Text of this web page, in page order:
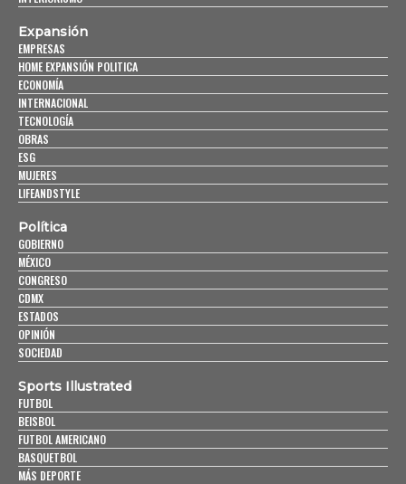
Expansión
EMPRESAS
HOME EXPANSIÓN POLITICA
ECONOMÍA
INTERNACIONAL
TECNOLOGÍA
OBRAS
ESG
MUJERES
LIFEANDSTYLE
Política
GOBIERNO
MÉXICO
CONGRESO
CDMX
ESTADOS
OPINIÓN
SOCIEDAD
Sports Illustrated
FUTBOL
BEISBOL
FUTBOL AMERICANO
BASQUETBOL
MÁS DEPORTE